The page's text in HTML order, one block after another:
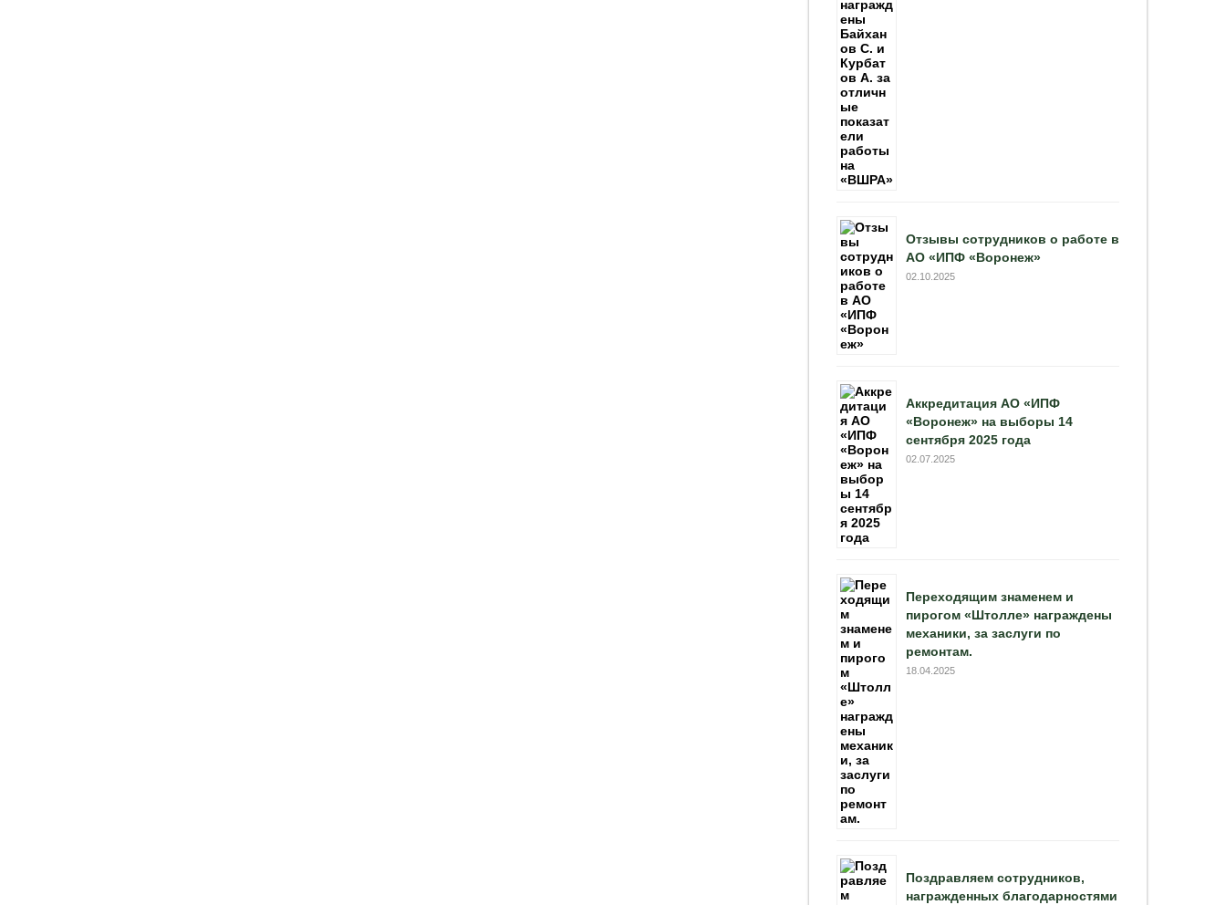
Отзывы сотрудников о работе в
АО «ИПФ «Воронеж»
02.10.2025
Аккредитация АО «ИПФ
«Воронеж» на выборы 14
сентября 2025 года
02.07.2025
Переходящим знаменем и
пирогом «Штолле» награждены
механики, за заслуги по
ремонтам.
18.04.2025
Поздравляем сотрудников,
награжденных благодарностями